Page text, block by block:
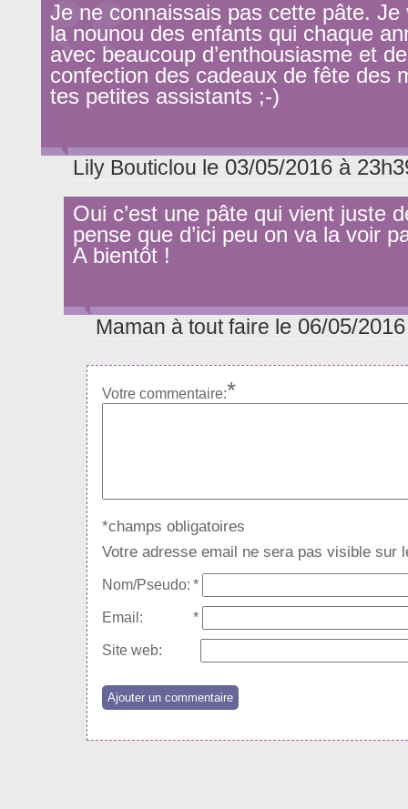
Je ne connaissais pas cette pâte. Je
la nounou des enfants qui chaque
avec beaucoup d’enthousiasme et
confection des cadeaux de fête des
tes petites assistants ;-)
Lily Bouticlou le 03/05/2016 à
Oui c’est une pâte qui vient juste
pense que d’ici peu on va la voir
A bientôt !
Maman à tout faire le 06/05/
Votre commentaire:*
*champs obligatoires
Votre adresse email ne sera pas visible sur
Nom/Pseudo: *
Email: *
Site web: